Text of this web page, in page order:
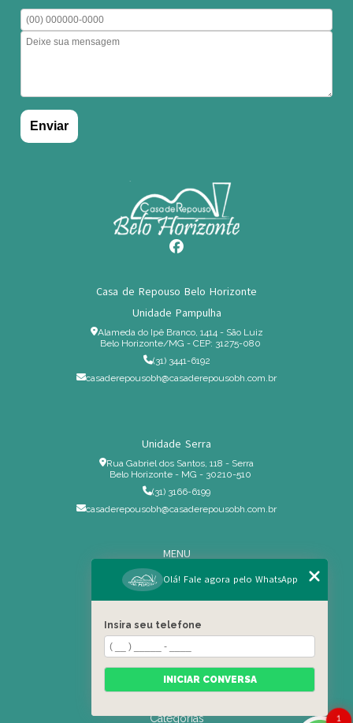
Casa de Repouso Belo Horizonte
Unidade Pampulha
Alameda do Ipê Branco, 1414 - São Luiz
Belo Horizonte/MG - CEP: 31275-080
(31) 3441-6192
casaderepousobh@casaderepousobh.com.br
Unidade Serra
Rua Gabriel dos Santos, 118 - Serra
Belo Horizonte - MG - 30210-510
(31) 3166-6199
casaderepousobh@casaderepousobh.com.br
MENU
Home
Institucional
Serviços Especiais
Blog
Residência
Categorias
1
Olá! Fale agora pelo WhatsApp
Insira seu telefone
INICIAR CONVERSA